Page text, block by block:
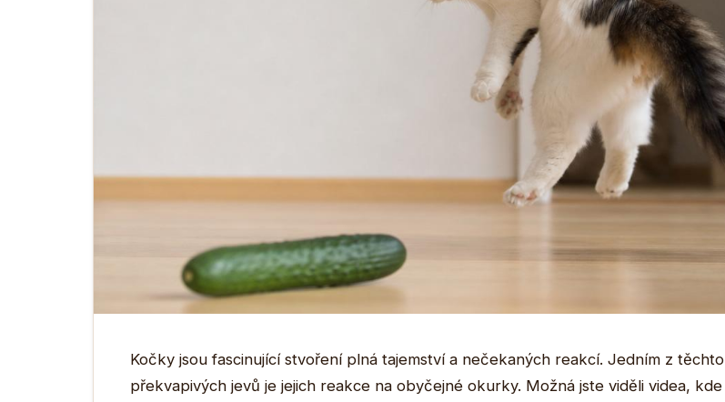
Kočky jsou fascinující stvoření plná tajemství a nečekaných reakcí. Jedním z těchto
překvapivých jevů je jejich reakce na obyčejné okurky. Možná jste viděli videa, kde